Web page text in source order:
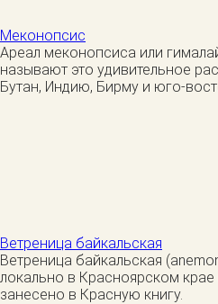
Меконопсис
Ареал меконопсиса или
называют это удивительное
Бутан, Индию, Бирму и юго-
Ветреница байкальская
Ветреница байкальская
локально в Красноярском
занесено в Красную книгу.